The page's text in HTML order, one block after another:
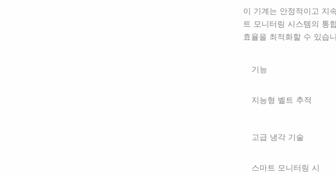
이 기계는 안정적이고 지
트 모니터링 시스템의 통
효율을 최적화할 수 있습
기능
지능형 벨트 추적
고급 냉각 기술
스마트 모니터링 시